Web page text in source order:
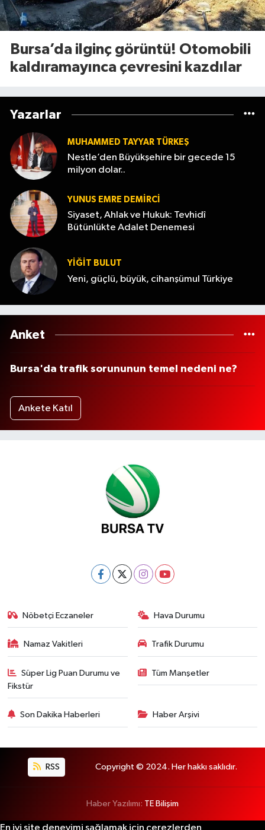
Bursa’da ilginç görüntü! Otomobili
kaldıramayınca çevresini kazdılar
Yazarlar
MUHAMMED TAYYAR TÜRKEŞ
Nestle’den Büyükşehire bir gecede 15
milyon dolar..
YUNUS EMRE DEMIRCI
Siyaset, Ahlak ve Hukuk: Tevhidî
Bütünlükte Adalet Denemesi
YİĞİT BULUT
Yeni, güçlü, büyük, cihanşümul Türkiye
Anket
Bursa'da trafik sorununun temel nedeni ne?
Ankete Katıl
Nöbetçi Eczaneler Hava Durumu
Namaz Vakitleri Trafik Durumu
Süper Lig Puan Durumu ve
Fikstür
Tüm Manşetler
Son Dakika Haberleri Haber Arşivi
RSS Copyright © 2024. Her hakkı saklıdır.
Haber Yazılımı: TE Bilişim